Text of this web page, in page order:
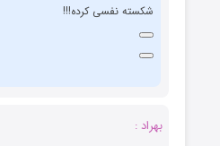
شکسته نفسی کرده!!!
بهراد :